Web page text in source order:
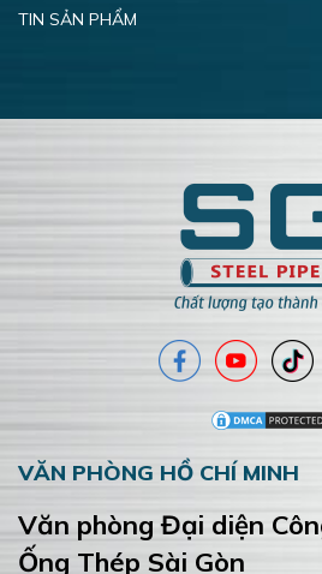
TIN SẢN PHẨM
VĂN PHÒNG HỒ CHÍ MINH
Văn phòng Đại diện
Ống Thép Sài Gòn